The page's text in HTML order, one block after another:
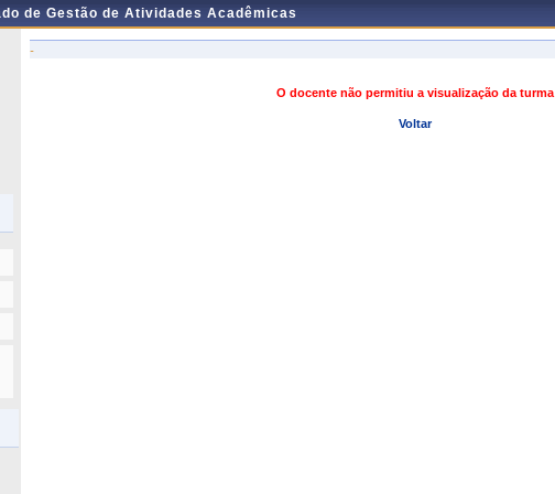
de Gestão de Atividades Acadêmicas
-
O docente não permitiu a visualização da turma
Voltar